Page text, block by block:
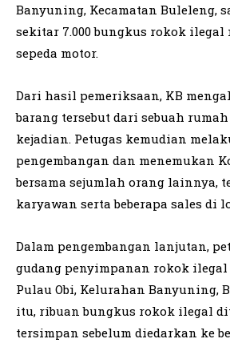
Banyuning, Kecamatan Buleleng,
sekitar 7.000 bungkus rokok ilegal
sepeda motor.
Dari hasil pemeriksaan, KB
barang tersebut dari sebuah
kejadian. Petugas kemudian
pengembangan dan menemukan
bersama sejumlah orang lainnya,
karyawan serta beberapa sales di
Dalam pengembangan lanjutan,
gudang penyimpanan rokok
Pulau Obi, Kelurahan Banyuning,
itu, ribuan bungkus rokok ilegal
tersimpan sebelum diedarkan ke